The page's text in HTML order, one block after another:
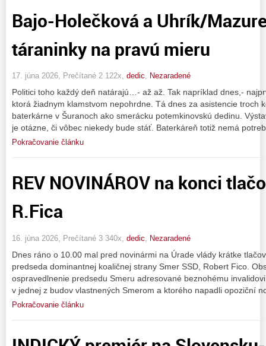
Bajo-Holečková a Uhrík/
táraninky na pravú mieru
17. júna 2026, Prečítané 2 122x, dedic, Nezaradené
Politici toho každý deň natárajú…- až až. Tak napríklad dnes,-
ktorá žiadnym klamstvom nepohrdne. Tá dnes za asistencie troch
baterkárne v Šuranoch ako smerácku potemkinovskú dedinu.
je otázne, či vôbec niekedy bude stáť. Baterkáreň totiž nemá
Pokračovanie článku
REV NOVINÁROV na konci
R.Fica
16. júna 2026, Prečítané 3 340x, dedic Nezaradené
Dnes ráno o 10.00 mal pred novinármi na Úrade vlády krátke
predseda dominantnej koaličnej strany Smer SSD, Robert Fico.
ospravedlnenie predsedu Smeru adresované beznohému
v jednej z budov vlastnených Smerom a ktorého napadli opoziční
Pokračovanie článku